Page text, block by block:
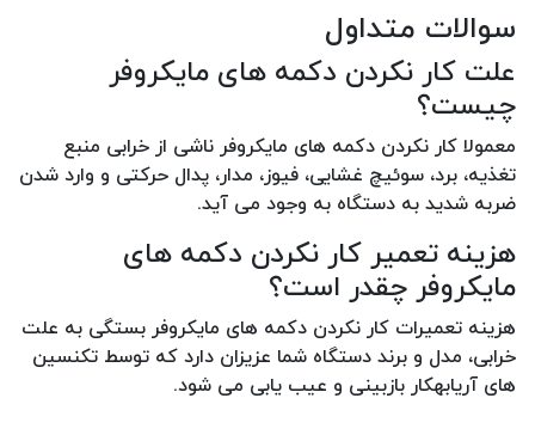
سوالات متداول
علت کار نکردن دکمه های مایکروفر
چیست؟
معمولا کار نکردن دکمه های مایکروفر ناشی از خرابی منبع
تغذیه، برد، سوئیچ غشایی، فیوز، مدار، پدال حرکتی و وارد شدن
ضربه شدید به دستگاه به وجود می آید.
هزینه تعمیر کار نکردن دکمه های
مایکروفر چقدر است؟
هزینه تعمیرات کار نکردن دکمه های مایکروفر بستگی به علت
خرابی، مدل و برند دستگاه شما عزیزان دارد که توسط تکنسین
های آریابهکار بازبینی و عیب یابی می شود.